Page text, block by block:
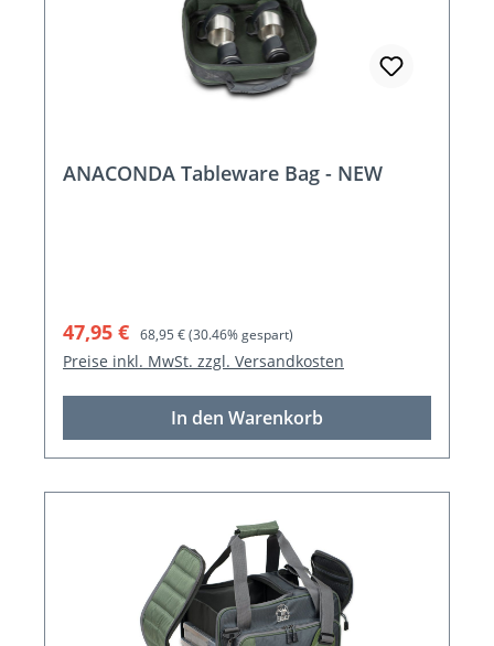
ANACONDA Tableware Bag - NEW
Verkaufspreis:
47,95 € Regulärer Preis:
68,95 €(30.46% gespart)
Preise inkl. MwSt. zzgl. Versandkosten
In den Warenkorb